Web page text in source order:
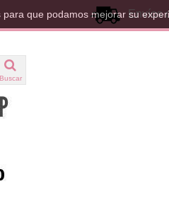
que podamos mejorar suEnvíos
Buscar